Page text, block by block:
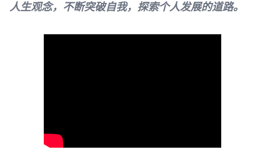
人生观念，不断突破自我，探索个人发展的道路。